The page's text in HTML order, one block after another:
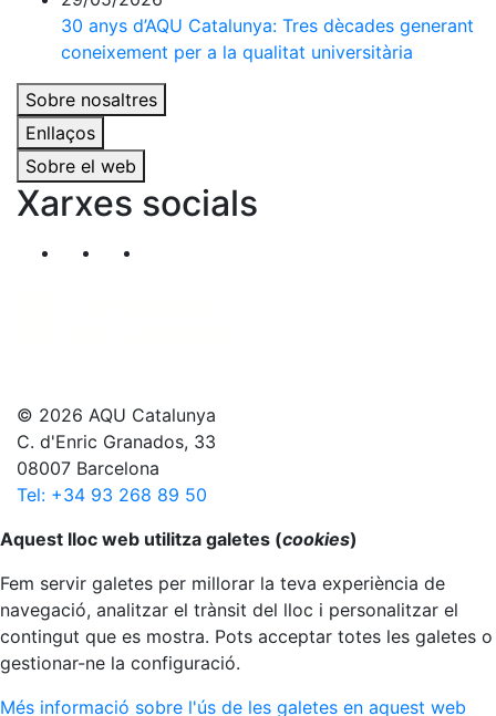
30 anys d’AQU Catalunya: Tres dècades generant
coneixement per a la qualitat universitària
Sobre nosaltres
Enllaços
Sobre el web
Xarxes socials
Segueix-nos al nostre canal de Twitter
© 2026 AQU Catalunya
C. d'Enric Granados, 33
08007 Barcelona
Tel: +34 93 268 89 50
Anar al principi
Aquest lloc web utilitza galetes (cookies)
Fem servir galetes per millorar la teva experiència de
navegació, analitzar el trànsit del lloc i personalitzar el
contingut que es mostra. Pots acceptar totes les galetes o
gestionar-ne la configuració.
Més informació sobre l'ús de les galetes en aquest web